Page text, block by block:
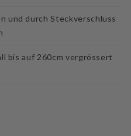
und durch Steckverschluss
bis auf 260cm vergrössert